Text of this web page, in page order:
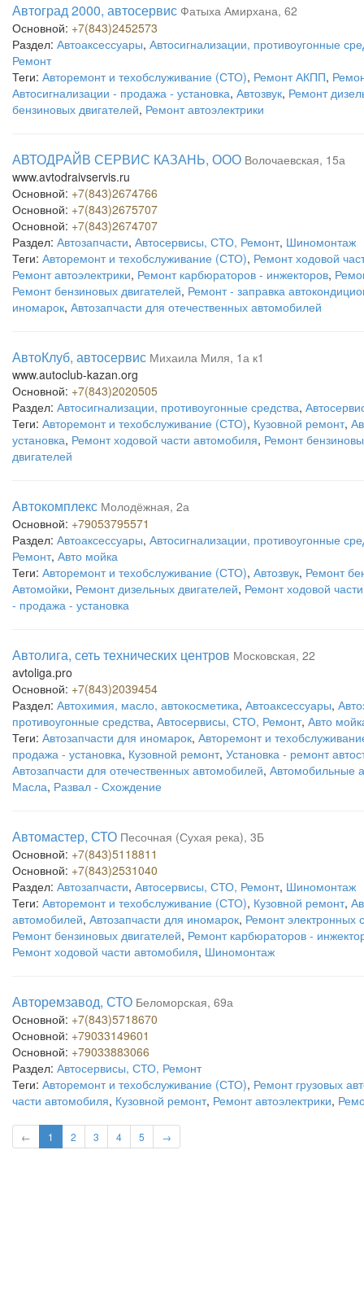
Автоград 2000, автосервис Фатыха Амирхана, 62
Основной: +7(843)2452573
Раздел: Автоаксессуары, Автосигнализации, противоугонные
Ремонт
Теги: Авторемонт и техобслуживание (СТО), Ремонт АКПП,
Автосигнализации - продажа - установка, Автозвук, Ремонт
бензиновых двигателей, Ремонт автоэлектрики
АВТОДРАЙВ СЕРВИС КАЗАНЬ, ООО Волочаевская, 15а
www.avtodraivservis.ru
Основной: +7(843)2674766
Основной: +7(843)2675707
Основной: +7(843)2674707
Раздел: Автозапчасти, Автосервисы, СТО, Ремонт, Шиномонтаж
Теги: Авторемонт и техобслуживание (СТО), Ремонт ходовой
Ремонт автоэлектрики, Ремонт карбюраторов - инжекторов,
Ремонт бензиновых двигателей, Ремонт - заправка
иномарок, Автозапчасти для отечественных автомобилей
АвтоКлуб, автосервис Михаила Миля, 1а к1
www.autoclub-kazan.org
Основной: +7(843)2020505
Раздел: Автосигнализации, противоугонные средства,
Теги: Авторемонт и техобслуживание (СТО), Кузовной ремонт,
установка, Ремонт ходовой части автомобиля, Ремонт
двигателей
Автокомплекс Молодёжная, 2а
Основной: +79053795571
Раздел: Автоаксессуары, Автосигнализации, противоугонные
Ремонт, Авто мойка
Теги: Авторемонт и техобслуживание (СТО), Автозвук, Ремонт
Автомойки, Ремонт дизельных двигателей, Ремонт ходовой
- продажа - установка
Автолига, сеть технических центров Московская, 22
avtoliga.pro
Основной: +7(843)2039454
Раздел: Автохимия, масло, автокосметика, Автоаксессуары,
противоугонные средства, Автосервисы, СТО, Ремонт, Авто
Теги: Автозапчасти для иномарок, Авторемонт и
продажа - установка, Кузовной ремонт, Установка - ремонт
Автозапчасти для отечественных автомобилей, Автомобильные
Масла, Развал - Схождение
Автомастер, СТО Песочная (Сухая река), 3Б
Основной: +7(843)5118811
Основной: +7(843)2531040
Раздел: Автозапчасти, Автосервисы, СТО, Ремонт, Шиномонтаж
Теги: Авторемонт и техобслуживание (СТО), Кузовной ремонт,
автомобилей, Автозапчасти для иномарок, Ремонт электронных
Ремонт бензиновых двигателей, Ремонт карбюраторов -
Ремонт ходовой части автомобиля, Шиномонтаж
Авторемзавод, СТО Беломорская, 69а
Основной: +7(843)5718670
Основной: +79033149601
Основной: +79033883066
Раздел: Автосервисы, СТО, Ремонт
Теги: Авторемонт и техобслуживание (СТО), Ремонт грузовых
части автомобиля, Кузовной ремонт, Ремонт автоэлектрики,
← 1 2 3 4 5 →